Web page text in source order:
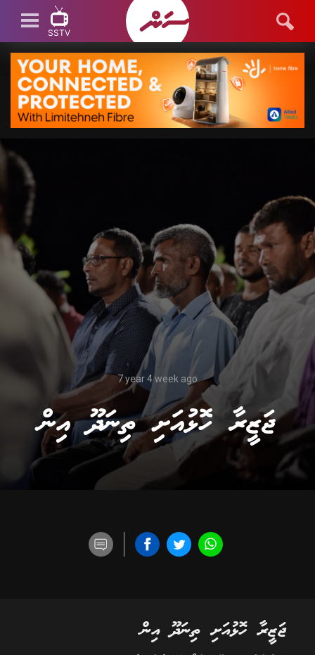
SSTV
SSTV LIVE
7 year 4 week ago
ޖަޒީރާ ހޮޅުއަށި ތިނަދޫ އިން
ޖަޒީރާ ހޮޅުއަށި ތިނަދޫ އިން